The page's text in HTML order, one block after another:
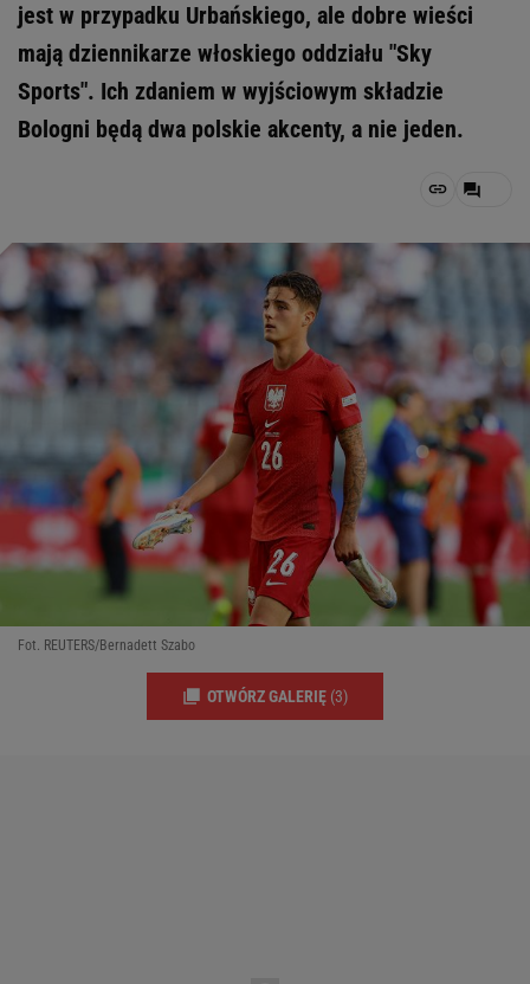
jest w przypadku Urbańskiego, ale dobre wieści
mają dziennikarze włoskiego oddziału "Sky
Sports". Ich zdaniem w wyjściowym składzie
Bologni będą dwa polskie akcenty, a nie jeden.
Fot. REUTERS/Bernadett Szabo
OTWÓRZ GALERIĘ (3)